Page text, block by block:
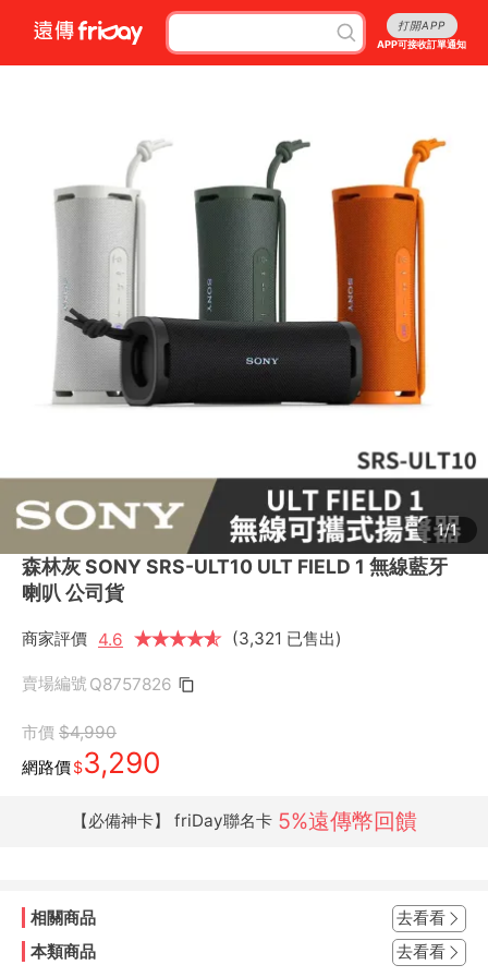
打開APP
APP可接收訂單通知
1/1
森林灰 SONY SRS-ULT10 ULT FIELD 1 無線藍牙
喇叭 公司貨
商家評價 4.6 ★★★★★
★ (3,321 已售出)
賣場編號 Q8757826
市價 $4,990
網路價$3,290
【必備神卡】 friDay聯名卡 5%遠傳幣回饋
相關商品
去看看
本類商品
去看看